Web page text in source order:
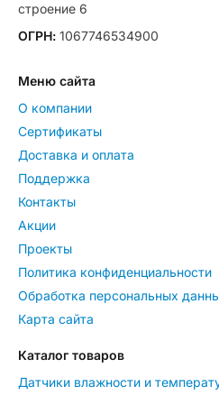
строение 6
ОГРН: 1067746534900
Меню сайта
О компании
Сертификаты
Доставка и оплата
Поддержка
Контакты
Акции
Проекты
Политика конфиденциальности
Обработка персональных
Карта сайта
Каталог товаров
Датчики влажности и